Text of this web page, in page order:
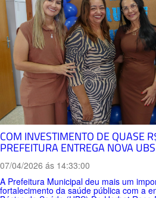
COM INVESTIMENTO DE QUASE
PREFEITURA ENTREGA NOVA
07/04/2026 ás 14:33:00
A Prefeitura Municipal deu mais um
fortalecimento da saúde pública com a